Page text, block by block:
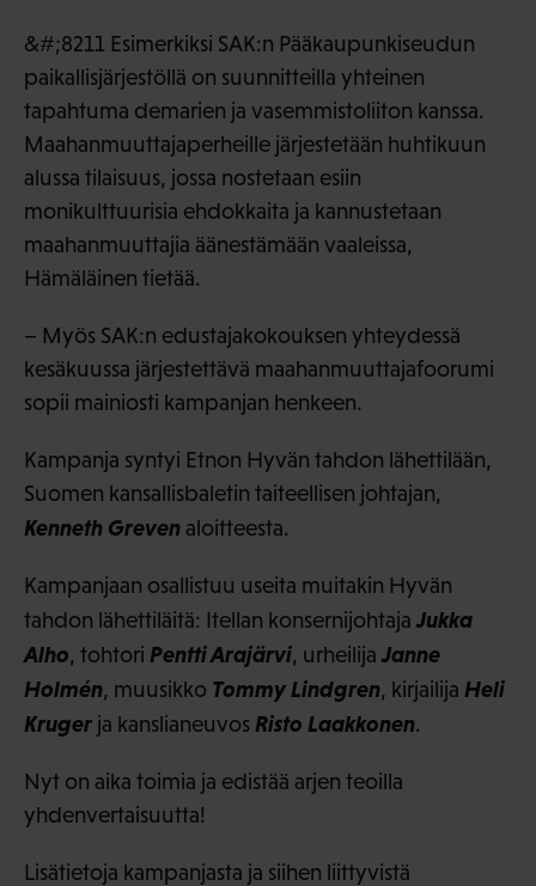
&#;8211 Esimerkiksi SAK:n Pääkaupunkiseudun
paikallisjärjestöllä on suunnitteilla yhteinen
tapahtuma demarien ja vasemmistoliiton kanssa.
Maahanmuuttajaperheille järjestetään huhtikuun
alussa tilaisuus, jossa nostetaan esiin
monikulttuurisia ehdokkaita ja kannustetaan
maahanmuuttajia äänestämään vaaleissa,
Hämäläinen tietää.
– Myös SAK:n edustajakokouksen yhteydessä
kesäkuussa järjestettävä maahanmuuttajafoorumi
sopii mainiosti kampanjan henkeen.
Kampanja syntyi Etnon Hyvän tahdon lähettilään,
Suomen kansallisbaletin taiteellisen johtajan,
Kenneth Greven aloitteesta.
Kampanjaan osallistuu useita muitakin Hyvän
tahdon lähettiläitä: Itellan konsernijohtaja Jukka
Alho, tohtori Pentti Arajärvi, urheilija Janne
Holmén, muusikko Tommy Lindgren, kirjailija Heli
Kruger ja kanslianeuvos Risto Laakkonen.
Nyt on aika toimia ja edistää arjen teoilla
yhdenvertaisuutta!
Lisätietoja kampanjasta ja siihen liittyvistä